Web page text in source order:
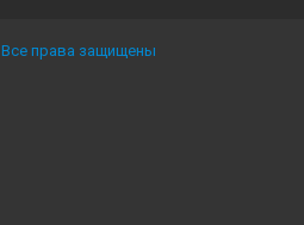
Все права защищены